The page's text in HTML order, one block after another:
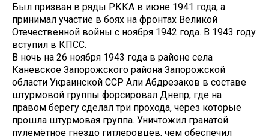
Был призван в ряды РККА в июне 1941 года, а
принимал участие в боях на фронтах Великой
Отечественной войны с ноября 1942 года. В 1943 году
вступил в КПСС.
В ночь на 26 ноября 1943 года в районе села
Каневское Запорожского района Запорожской
области Украинской ССР Али Абдрезаков в составе
штурмовой группы форсировал Днепр, где на
правом берегу сделал три прохода, через которые
прошла штурмовая группа. Уничтожил гранатой
пулемётное гнездо гитлеровцев, чем обеспечил